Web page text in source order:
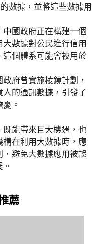
數據，並將這些數據用
中國政府正在構建一個
數據對公民進行信用
這個體系可能會被用於
政府曾實施棱鏡計劃，
的通訊數據，引發了
。
能帶來巨大機遇，也
在利用大數據時，應
，避免大數據應用被誤
薦